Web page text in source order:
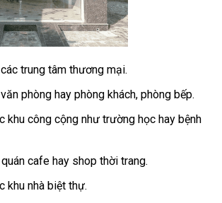
trung tâm thương mại.
phòng hay phòng khách, phòng bếp.
khu công cộng như trường học hay bệnh
cafe hay shop thời trang.
khu nhà biệt thự.